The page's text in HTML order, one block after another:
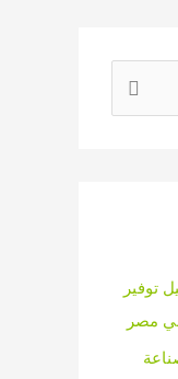
توفير
في مصر